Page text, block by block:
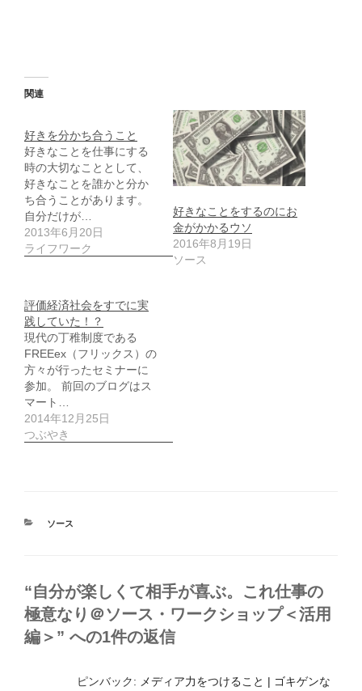
関連
好きを分かち合うこと
好きなことを仕事にする
時の大切なこととして、
好きなことを誰かと分か
ち合うことがあります。
自分だけが…
2013年6月20日
ライフワーク
好きなことをするのにお
金がかかるウソ
2016年8月19日
ソース
評価経済社会をすでに実
践していた！？
現代の丁稚制度である
FREEex（フリックス）の
方々が行ったセミナーに
参加。 前回のブログはス
マート…
2014年12月25日
つぶやき
カ
ソース
“自分が楽しくて相手が喜ぶ。これ仕事の
極意なり＠ソース・ワークショップ＜活用
編＞” への1件の返信
ピンバック: メディア力をつけること | ゴキゲンな